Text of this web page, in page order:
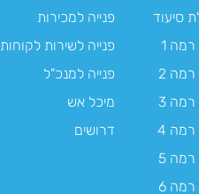
סיעוד
1
2
3
4
5
6
פנייה למכירות
פנייה לשירות לקוחות
פנייה למנכ"ל
מיכל אש
דרושים